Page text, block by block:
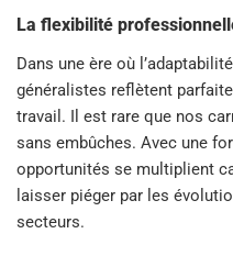
La flexibilité
Dans une ère où
généralistes reflètent
travail. Il est rare que nos
sans embûches. Avec une
opportunités se multiplient
laisser piéger par les
secteurs.